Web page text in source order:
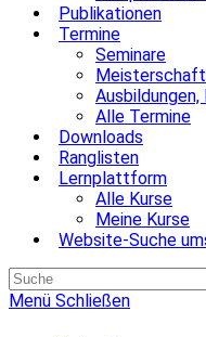
Publikationen
Termine
Seminare
Alle Termine
Downloads
Ranglisten
Lernplattform
Alle Kurse
Meine Kurse
Website-Suche
Menü Schließen